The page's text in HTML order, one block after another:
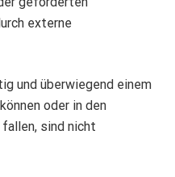
externe
und überwiegend einem
oder in den
fallen, sind nicht